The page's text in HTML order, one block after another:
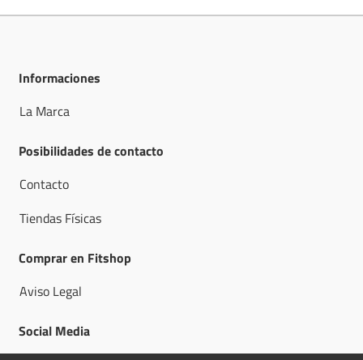
Informaciones
La Marca
Posibilidades de contacto
Contacto
Tiendas Físicas
Comprar en Fitshop
Aviso Legal
Social Media